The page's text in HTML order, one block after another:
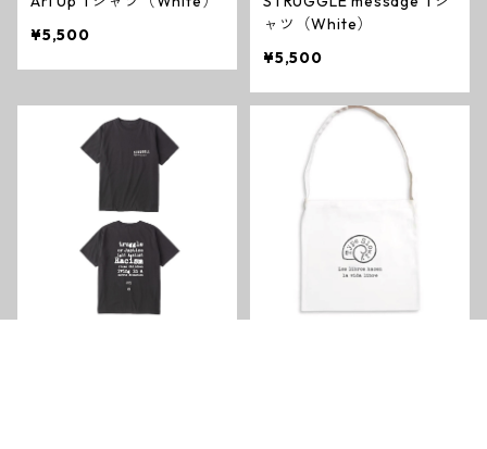
¥5,500
ャツ（White）
¥5,500